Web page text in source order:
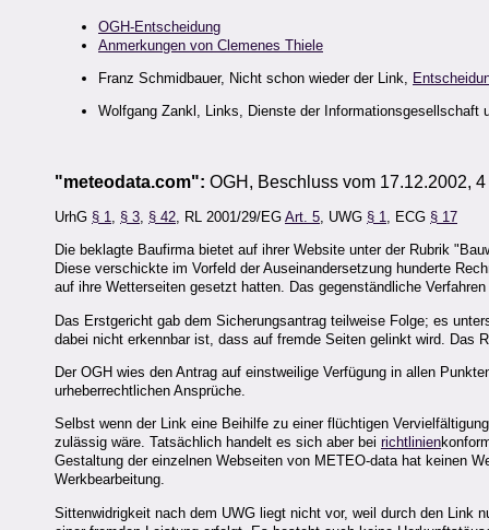
OGH-Entscheidung
Anmerkungen von Clemenes Thiele
Franz Schmidbauer, Nicht schon wieder der Link,
Wolfgang Zankl, Links, Dienste der
"meteodata.com": OGH, Beschluss vom 17.12.2002,
UrhG § 1 § 3 § 42 , RL 2001/29/EG Art. 5 , UWG § 1 , ECG § 17
Die beklagte Baufirma bietet auf ihrer Website unter der Rubrik
Diese verschickte im Vorfeld der Auseinandersetzung hunderte
auf ihre Wetterseiten gesetzt hatten. Das gegenständliche
Das Erstgericht gab dem Sicherungsantrag teilweise Folge; es
dabei nicht erkennbar ist, dass auf fremde Seiten gelinkt wird. Das
Der OGH wies den Antrag auf einstweilige Verfügung in allen
urheberrechtlichen Ansprüche.
Selbst wenn der Link eine Beihilfe zu einer flüchtigen
zulässig wäre. Tatsächlich handelt es sich aber bei richtlinien
Gestaltung der einzelnen Webseiten von METEO-data hat keinen
Werkbearbeitung.
Sittenwidrigkeit nach dem UWG liegt nicht vor, weil durch den Link